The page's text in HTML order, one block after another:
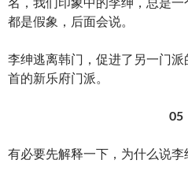
都是假象，后面会说。
李绅逃离韩门，促进了另一门
首的新乐府门派。
05
有必要先解释一下，为什么说李